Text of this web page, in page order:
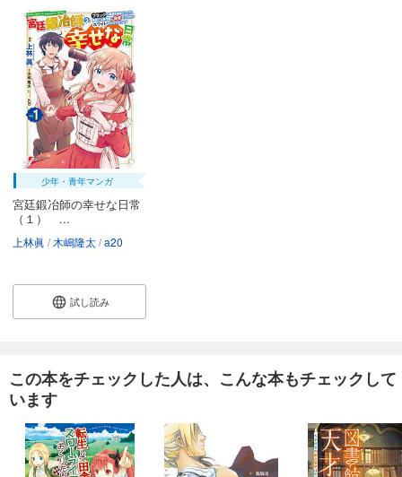
少年・青年マンガ
宮廷鍛冶師の幸せな日常
（１） ...
上林眞 木嶋隆太 a20
試し読み
この本をチェックした人は、こんな本もチェックして
います